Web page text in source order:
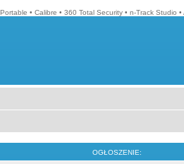
• Calibre • 360 Total Security • n-Track Studio •
OGŁOSZENIE: